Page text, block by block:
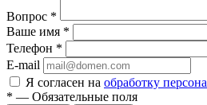
Вопрос *
Ваше имя *
Телефон *
E-mail
Я согласен на обработку
* — Обязательные поля